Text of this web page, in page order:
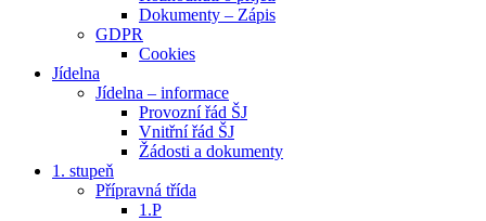
Dokumenty – Zápis
GDPR
Cookies
Jídelna
Jídelna – informace
Provozní řád ŠJ
Vnitřní řád ŠJ
Žádosti a dokumenty
1. stupeň
Přípravná třída
1.P